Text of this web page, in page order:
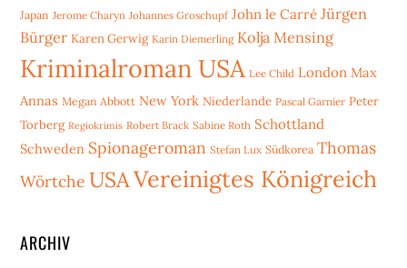
Japan Jerome Charyn Johannes Groschupf John le Carré Jürgen
Bürger Karen Gerwig Karin Diemerling Kolja Mensing
Kriminalroman USA Lee Child London Max
Annas Megan Abbott New York Niederlande Pascal Garnier Peter
Torberg Regiokrimis Robert Brack Sabine Roth Schottland
Schweden Spionageroman Stefan Lux Südkorea Thomas
Wörtche USAVereinigtes Königreich
ARCHIV